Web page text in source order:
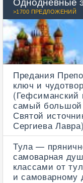
>1700 ПРЕДЛОЖЕНИЙ
Предания
ключ и
(Гефсиманский
самый большой
Святой
Сергиева Лавра)
Тула —
самоварная
классами от
и самоварному